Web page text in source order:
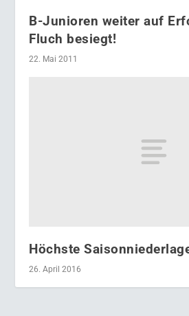
B-Junioren weiter auf
Fluch besiegt!
22. Mai 2011
Höchste
26. April 2016